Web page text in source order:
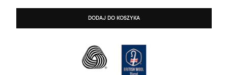
DODAJ DO KOSZYKA